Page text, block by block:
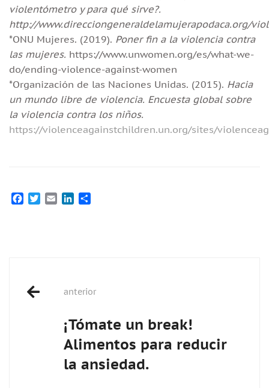
violentómetro y para qué sirve?.
http://www.direcciongeneraldelamujerapodaca.org/
*ONU Mujeres. (2019). Poner fin a la violencia contra
las mujeres. https://www.unwomen.org/es/what-we-
do/ending-violence-against-women
*Organización de las Naciones Unidas. (2015). Hacia
un mundo libre de violencia. Encuesta global sobre
la violencia contra los niños.
https://violenceagainstchildren.un.org/sites/
Facebook
TwitterEmailLinkedIn
navigation
anterior
¡Tómate un break!
Alimentos para reducir
la ansiedad.